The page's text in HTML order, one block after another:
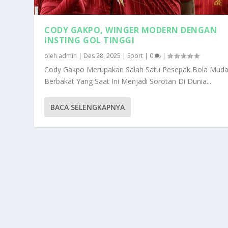
CODY GAKPO, WINGER MODERN DENGAN
INSTING GOL TINGGI
oleh admin | Des 28, 2025 | Sport | 0 |
Cody Gakpo Merupakan Salah Satu Pesepak Bola
Berbakat Yang Saat Ini Menjadi Sorotan Di Dunia...
BACA SELENGKAPNYA